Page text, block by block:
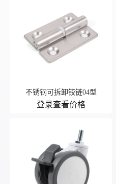
不锈钢可拆卸铰链04型
登录查看价格